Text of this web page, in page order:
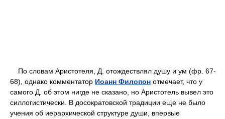
По словам Аристотеля, Д. отождествлял душу и ум (фр. 67-
68), однако комментатор Иоанн Филопон отмечает, что у
самого Д. об этом нигде не сказано, но Аристотель вывел это
силлогистически. В досократовской традиции еще не было
учения об иерархической структуре души, впервые